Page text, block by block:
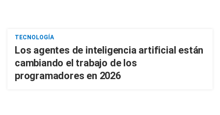
TECNOLOGÍA
Los agentes de inteligencia artificial están
cambiando el trabajo de los
programadores en 2026